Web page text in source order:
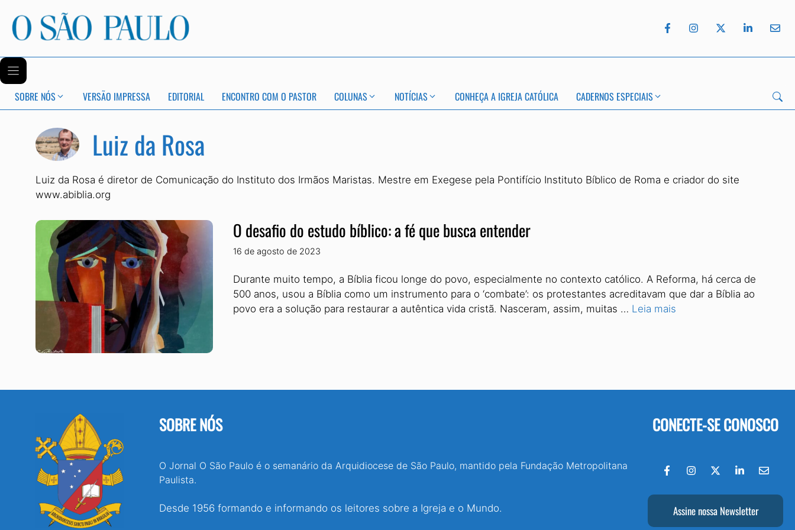
SOBRE NÓS VERSÃO IMPRESSA EDITORIAL ENCONTRO COM O PASTOR COLUNAS NOTÍCIAS CONHEÇA A IGREJA CATÓLICA CADERNOS ESPECIAIS
Luiz da Rosa
Luiz da Rosa é diretor de Comunicação do Instituto dos Irmãos Maristas. Mestre em Exegese pela Pontifício Instituto Bíblico de Roma e criador do site
www.abiblia.org
O desafio do estudo bíblico: a fé que busca entender
16 de agosto de 2023
Durante muito tempo, a Bíblia ficou longe do povo, especialmente no contexto católico. A Reforma, há cerca de
500 anos, usou a Bíblia como um instrumento para o ‘combate’: os protestantes acreditavam que dar a Bíblia ao
povo era a solução para restaurar a autêntica vida cristã. Nasceram, assim, muitas … Leia mais
SOBRE NÓS
O Jornal O São Paulo é o semanário da Arquidiocese de São Paulo, mantido pela Fundação Metropolitana
Paulista.
Desde 1956 formando e informando os leitores sobre a Igreja e o Mundo.
CONECTE-SE CONOSCO
Assine nossa Newsletter